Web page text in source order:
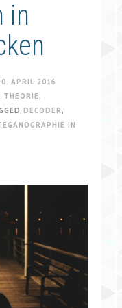
in
APRIL 2016
THEORIE ,
DECODER,
IN